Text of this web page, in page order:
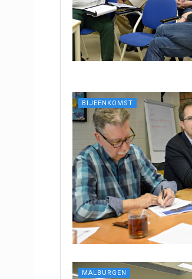
BIJEENKOMST
MALBURGEN